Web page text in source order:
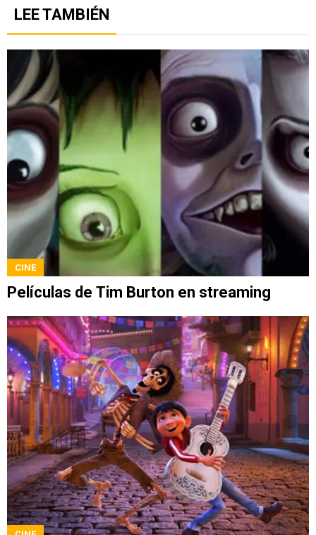
LEE TAMBIÉN
CINE
Películas de Tim Burton en streaming